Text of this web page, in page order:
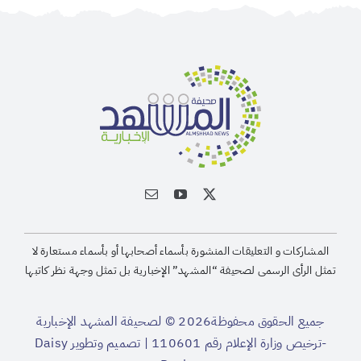
المشاركات و التعليقات المنشورة بأسماء أصحابها أو بأسماء مستعارة لا
تمثل الرأى الرسمى لصحيفة “المشهد” الإخبارية بل تمثل وجهة نظر كاتبها
جميع الحقوق محفوظة2026 © لصحيفة المشهد الإخبارية
-ترخيص وزارة الإعلام رقم 110601 | تصميم وتطوير
Daisy